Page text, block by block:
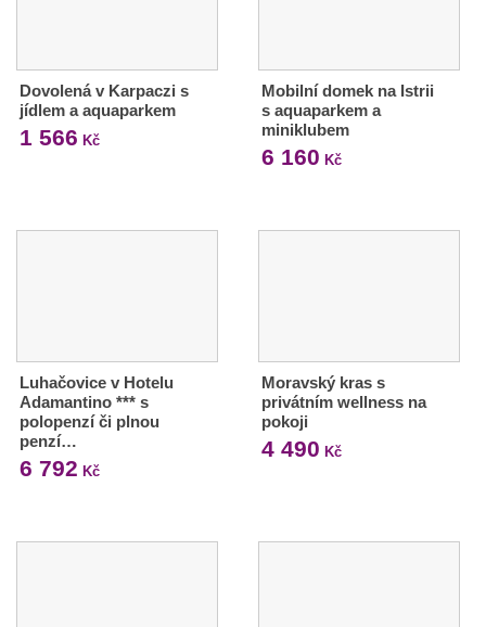
Dovolená v Karpaczi s
jídlem a aquaparkem
1 566 Kč
Mobilní domek na Istrii
s aquaparkem a
miniklubem
6 160 Kč
Luhačovice v Hotelu
Adamantino *** s
polopenzí či plnou
penzí…
6 792 Kč
Moravský kras s
privátním wellness na
pokoji
4 490 Kč